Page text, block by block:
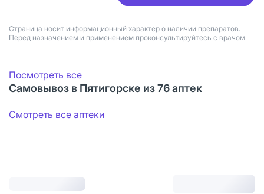
Страница носит информационный характер о наличии препаратов.
Перед назначением и применением проконсультируйтесь с врачом
Посмотреть все
Самовывоз в Пятигорске из 76 аптек
Смотреть все аптеки